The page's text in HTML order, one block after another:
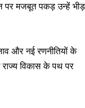
पर मजबूत पकड़ उन्हें भीड़
और नई रणनीतियों के
विकास के पथ पर